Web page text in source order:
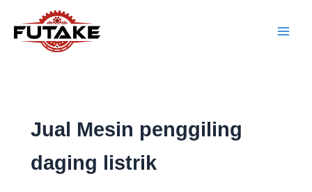
konten
Jual Mesin penggiling
daging listrik